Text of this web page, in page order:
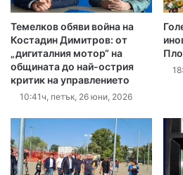
Темелков обяви война на
Костадин Димитров: от
„дигиталния мотор“ на
общината до най-острия
критик на управлението
10:41ч, петък, 26 юни, 2026